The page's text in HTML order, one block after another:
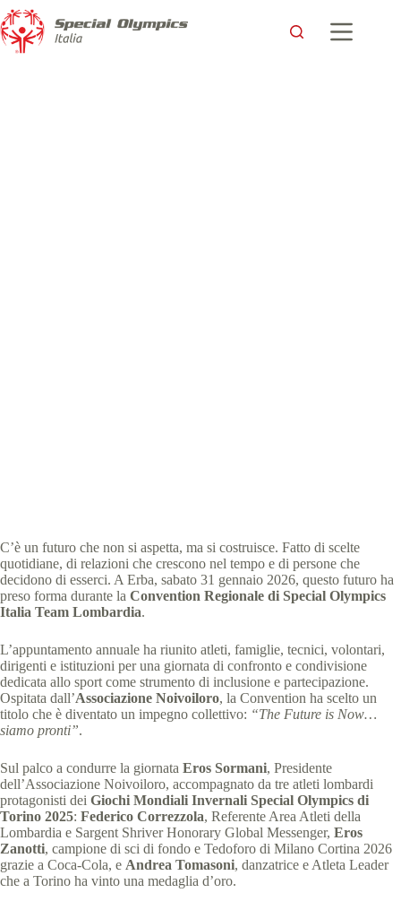
C’è un futuro che non si aspetta, ma si costruisce. Fatto di scelte
quotidiane, di relazioni che crescono nel tempo e di persone che
decidono di esserci. A Erba, sabato 31 gennaio 2026, questo futuro ha
preso forma durante la Convention Regionale di Special Olympics
Italia Team Lombardia.
L’appuntamento annuale ha riunito atleti, famiglie, tecnici, volontari,
dirigenti e istituzioni per una giornata di confronto e condivisione
dedicata allo sport come strumento di inclusione e partecipazione.
Ospitata dall’Associazione Noivoiloro, la Convention ha scelto un
titolo che è diventato un impegno collettivo: “The Future is Now…
siamo pronti”.
Sul palco a condurre la giornata Eros Sormani, Presidente
dell’Associazione Noivoiloro, accompagnato da tre atleti lombardi
protagonisti dei Giochi Mondiali Invernali Special Olympics di
Torino 2025: Federico Correzzola, Referente Area Atleti della
Lombardia e Sargent Shriver Honorary Global Messenger, Eros
Zanotti, campione di sci di fondo e Tedoforo di Milano Cortina 2026
grazie a Coca-Cola, e Andrea Tomasoni, danzatrice e Atleta Leader
che a Torino ha vinto una medaglia d’oro.